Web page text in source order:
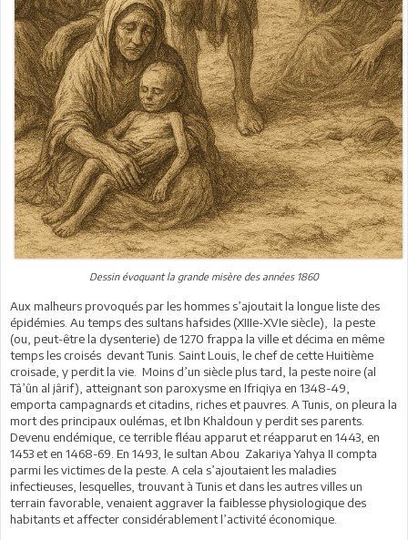
Dessin évoquant la grande misère des années 1860
Aux malheurs provoqués par les hommes s’ajoutait la longue liste des
épidémies. Au temps des sultans hafsides (XIIIe-XVIe siècle), la peste
(ou, peut-être la dysenterie) de 1270 frappa la ville et décima en même
temps les croisés devant Tunis. Saint Louis, le chef de cette Huitième
croisade, y perdit la vie. Moins d’un siècle plus tard, la peste noire (al
Tâ’ûn al jârif), atteignant son paroxysme en Ifriqiya en 1348-49,
emporta campagnards et citadins, riches et pauvres. A Tunis, on pleura la
mort des principaux oulémas, et Ibn Khaldoun y perdit ses parents.
Devenu endémique, ce terrible fléau apparut et réapparut en 1443, en
1453 et en 1468-69. En 1493, le sultan Abou Zakariya Yahya II compta
parmi les victimes de la peste. A cela s’ajoutaient les maladies
infectieuses, lesquelles, trouvant à Tunis et dans les autres villes un
terrain favorable, venaient aggraver la faiblesse physiologique des
habitants et affecter considérablement l’activité économique.